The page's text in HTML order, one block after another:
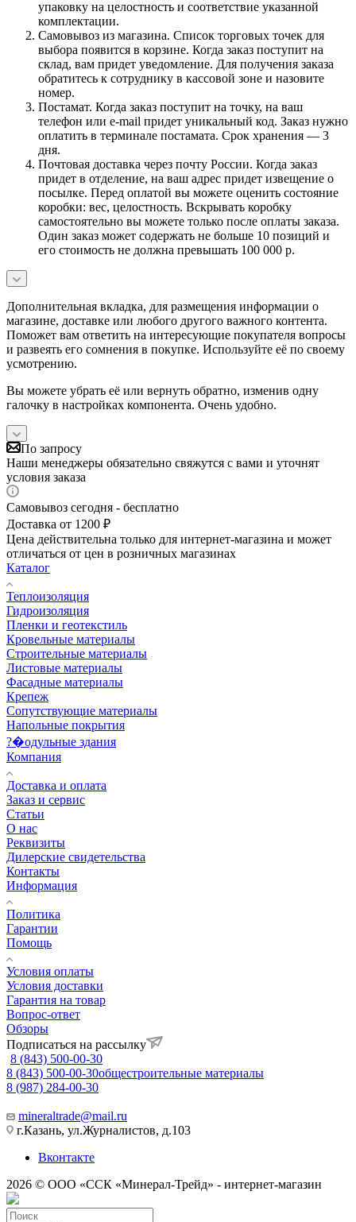
упаковку на целостность и соответствие указанной
комплектации.
Самовывоз из магазина. Список торговых точек для
выбора появится в корзине. Когда заказ поступит на
склад, вам придет уведомление. Для получения заказа
обратитесь к сотруднику в кассовой зоне и назовите
номер.
Постамат. Когда заказ поступит на точку, на ваш
телефон или e-mail придет уникальный код. Заказ нужно
оплатить в терминале постамата. Срок хранения — 3
дня.
Почтовая доставка через почту России. Когда заказ
придет в отделение, на ваш адрес придет извещение о
посылке. Перед оплатой вы можете оценить состояние
коробки: вес, целостность. Вскрывать коробку
самостоятельно вы можете только после оплаты заказа.
Один заказ может содержать не больше 10 позиций и
его стоимость не должна превышать 100 000 р.
Дополнительная вкладка, для размещения информации о
магазине, доставке или любого другого важного контента.
Поможет вам ответить на интересующие покупателя вопросы
и развеять его сомнения в покупке. Используйте её по своему
усмотрению.
Вы можете убрать её или вернуть обратно, изменив одну
галочку в настройках компонента. Очень удобно.
По запросу
Наши менеджеры обязательно свяжутся с вами и уточнят
условия заказа
Самовывоз сегодня - бесплатно
Доставка от 1200 ₽
Цена действительна только для интернет-магазина и может
отличаться от цен в розничных магазинах
Каталог
Теплоизоляция
Гидроизоляция
Пленки и геотекстиль
Кровельные материалы
Строительные материалы
Листовые материалы
Фасадные материалы
Крепеж
Сопутствующие материалы
Напольные покрытия
?�одульные здания
Компания
Доставка и оплата
Заказ и сервис
Статьи
О нас
Реквизиты
Дилерские свидетельства
Контакты
Информация
Политика
Гарантии
Помощь
Условия оплаты
Условия доставки
Гарантия на товар
Вопрос-ответ
Обзоры
Подписаться на рассылку
8 (843) 500-00-30
8 (843) 500-00-30общестроительные материалы
8 (987) 284-00-30
mineraltrade@mail.ru
г.Казань, ул.Журналистов, д.103
Вконтакте
2026 © ООО «ССК «Минерал-Трейд» - интернет-магазин